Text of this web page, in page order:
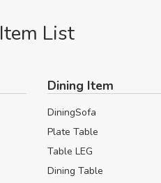
Item List
Dining Item
DiningSofa
Plate Table
Table LEG
Dining Table